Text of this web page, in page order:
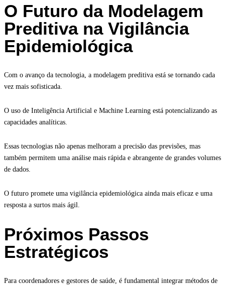
O Futuro da Modelagem
Preditiva na Vigilância
Epidemiológica
Com o avanço da tecnologia, a modelagem preditiva está se tornando cada
vez mais sofisticada.
O uso de Inteligência Artificial e Machine Learning está potencializando as
capacidades analíticas.
Essas tecnologias não apenas melhoram a precisão das previsões, mas
também permitem uma análise mais rápida e abrangente de grandes volumes
de dados.
O futuro promete uma vigilância epidemiológica ainda mais eficaz e uma
resposta a surtos mais ágil.
Próximos Passos
Estratégicos
Para coordenadores e gestores de saúde, é fundamental integrar métodos de